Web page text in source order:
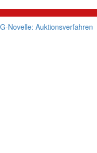
Novelle: Auktionsverfahren